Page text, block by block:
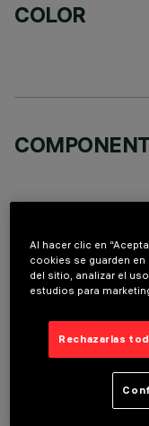
COLOR
DATOS
DESCRIPCIÓN
Proyector orientable
para instalación en
Al hacer clic en
cookies se guarden
del sitio, analizar el
estudios para
Rechazarlas